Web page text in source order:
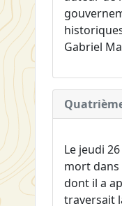
Gabriel
Le jeudi
mort dans
dont il a
traversait